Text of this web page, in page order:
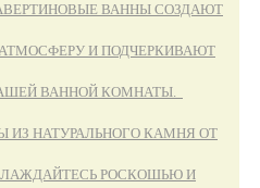
ВАННЫ СОЗДАЮТ
И ПОДЧЕРКИВАЮТ
ВАННОЙ КОМНАТЫ.
ИЗ НАТУРАЛЬНОГО КАМНЯ ОТ
РОСКОШЬЮ И